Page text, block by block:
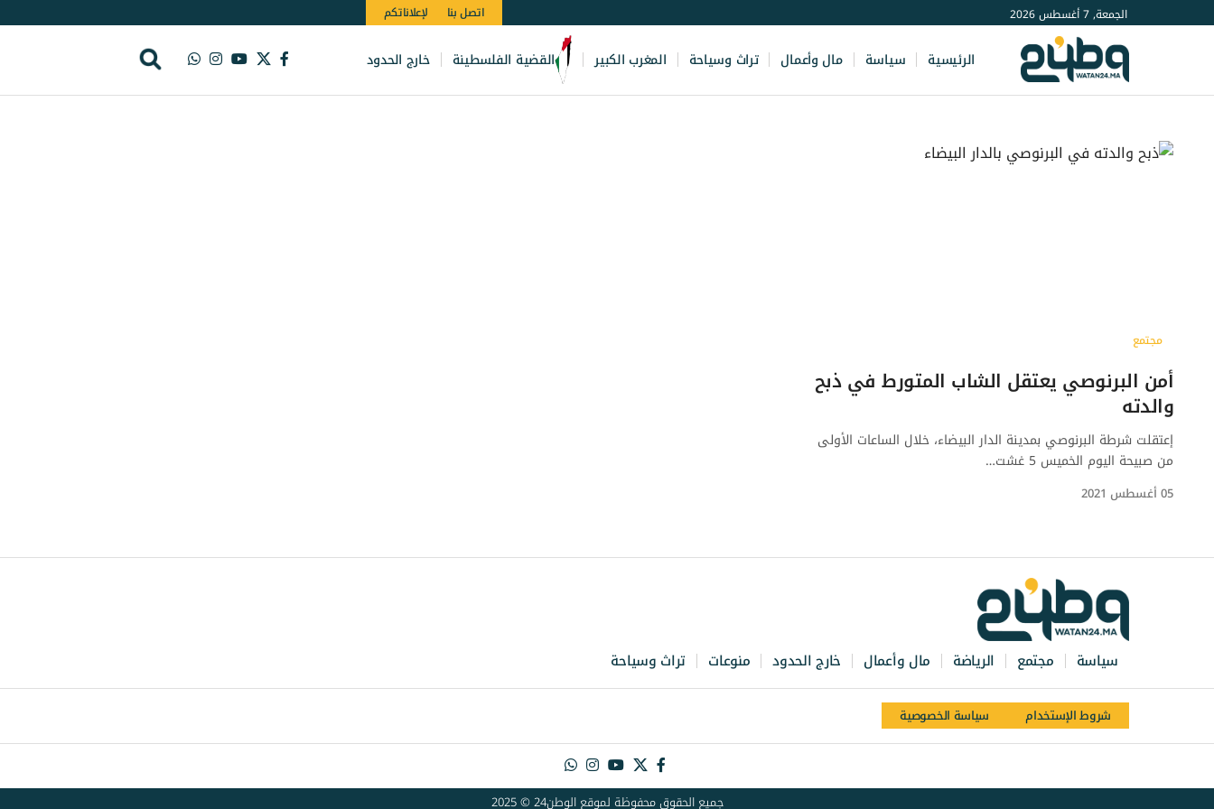
الجمعة, 7 أغسطس 2026 اتصل بنا لإعلاناتكم
الرئيسية سياسة مال وأعمال تراث وسياحة المغرب الكبير القضية الفلسطينة خارج الحدود
مجتمع
أمن البرنوصي يعتقل الشاب المتورط في ذبح
والدته
إعتقلت شرطة البرنوصي بمدينة الدار البيضاء، خلال الساعات الأولى
من صبيحة اليوم الخميس 5 غشت…
05 أغسطس 2021
سياسة مجتمع الرياضة مال وأعمال خارج الحدود منوعات تراث وسياحة
شروط الإستخدام سياسة الخصوصية
جميع الحقوق محفوظة لموقع الوطن24 © 2025